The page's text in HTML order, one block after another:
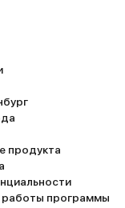
продукта
работы программы